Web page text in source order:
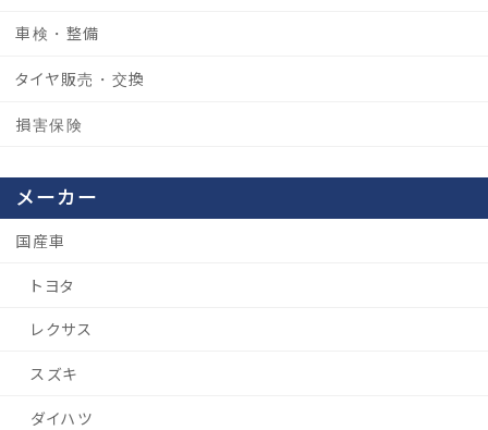
車検・整備
タイヤ販売・交換
損害保険
メーカー
国産車
トヨタ
レクサス
スズキ
ダイハツ